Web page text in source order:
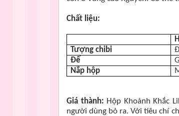
Chất liệu:
Tượng chibi
Đế
Nắp hộp
Giá thành: Hộp Khoảnh Khắc
người dùng bỏ ra. Với tiêu chí